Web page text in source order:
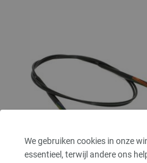
We gebruiken cookies in onze
essentieel, terwijl andere ons